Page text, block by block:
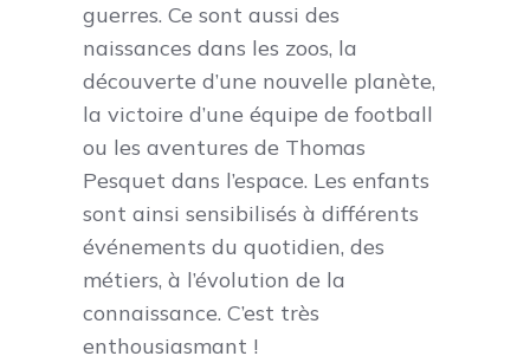
guerres. Ce sont aussi des
naissances dans les zoos, la
découverte d’une nouvelle planète,
la victoire d’une équipe de football
ou les aventures de Thomas
Pesquet dans l’espace. Les enfants
sont ainsi sensibilisés à différents
événements du quotidien, des
métiers, à l’évolution de la
connaissance. C’est très
enthousiasmant !